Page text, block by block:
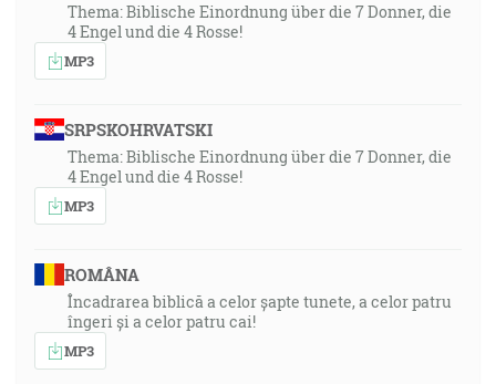
Thema: Biblische Einordnung über die 7 Donner, die
4 Engel und die 4 Rosse!
MP3
SRPSKOHRVATSKI
Thema: Biblische Einordnung über die 7 Donner, die
4 Engel und die 4 Rosse!
MP3
ROMÂNA
Încadrarea biblică a celor șapte tunete, a celor patru
îngeri și a celor patru cai!
MP3